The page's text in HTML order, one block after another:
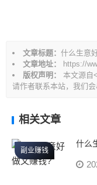
文章标题： 什么生意
文章地址：
https://
版权声明：
本文源自
请作者联系本站，我们会
相关文章
副业赚钱
什么